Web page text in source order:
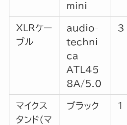
mini
XLRケー
ブル
audio-
techni
ca
ATL45
8A/5.0
3
マイクス
タンド（マ
ブラック 1